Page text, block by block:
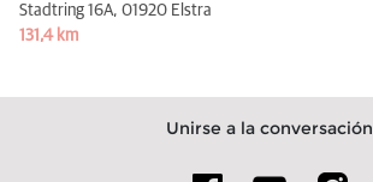
Stadtring 16A, 01920 Elstra
131,4 km
Unirse a la conversación